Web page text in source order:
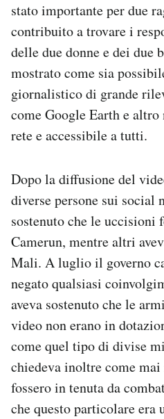
stato importante per due
contribuito a trovare i
delle due donne e dei due
mostrato come sia
giornalistico di grande
come Google Earth e
rete e accessibile a tutti.
Dopo la diffusione del
diverse persone sui social
sostenuto che le uccisioni
Camerun, mentre altri
Mali. A luglio il governo
negato qualsiasi
aveva sostenuto che le
video non erano in
come quel tipo di divise
chiedeva inoltre come
fossero in tenuta da
che questo particolare era